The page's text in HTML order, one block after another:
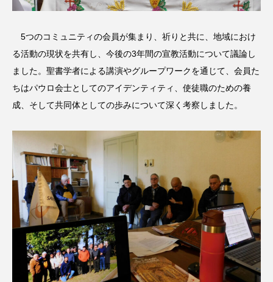
5つのコミュニティの会員が集まり、祈りと共に、地域におけ
る活動の現状を共有し、今後の3年間の宣教活動について議論し
ました。聖書学者による講演やグループワークを通じて、会員た
ちはパウロ会士としてのアイデンティティ、使徒職のための養
成、そして共同体としての歩みについて深く考察しました。